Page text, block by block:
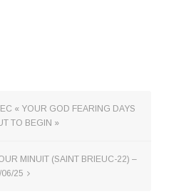
« YOUR GOD FEARING DAYS
TO BEGIN »
MINUIT (SAINT BRIEUC-22) –
06/25